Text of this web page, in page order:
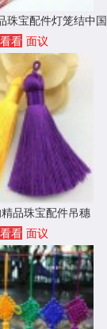
珠宝配件灯笼结中国
结
看 面议
品珠宝配件吊穗
看 面议